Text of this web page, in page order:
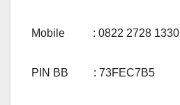
Mobile : 0822 2728 1330
PIN BB : 73FEC7B5